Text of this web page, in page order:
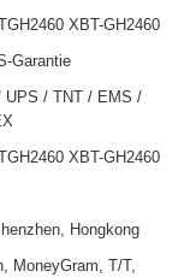
XBT-GH2460
Garantie
UPS / TNT / EMS /
XBT-GH2460
Hongkong
MoneyGram, T/T,